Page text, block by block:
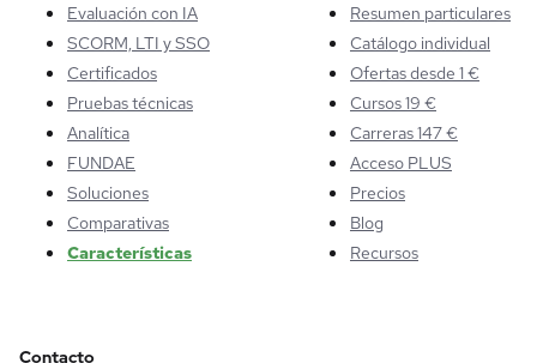
Evaluación con IA
SCORM, LTI y SSO
Certificados
Pruebas técnicas
Analítica
FUNDAE
Soluciones
Comparativas
Características
Resumen particulares
Catálogo individual
Ofertas desde 1 €
Cursos 19 €
Carreras 147 €
Acceso PLUS
Precios
Blog
Recursos
Contacto